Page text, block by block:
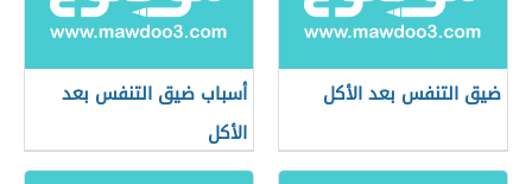
ضيق التنفس بعد الأكل
أسباب ضيق التنفس بعد
الأكل